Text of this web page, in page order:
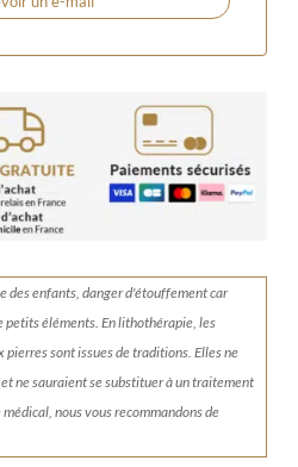
des enfants, danger d'étouffement car
petits éléments.En lithothérapie, les
sont issues de traditions. Elles ne
ne sauraient se substituer à un traitement
nous vous recommandons de